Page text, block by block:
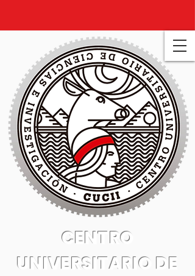
CENTRO
UNIVERSITARIO DE